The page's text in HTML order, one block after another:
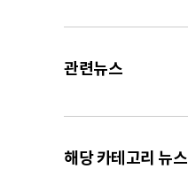
관련뉴스
해당 카테고리 뉴스